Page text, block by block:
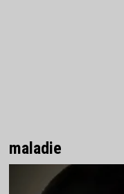
maladie